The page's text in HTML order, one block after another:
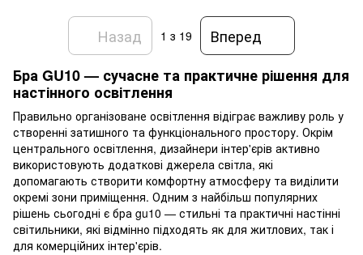
Назад 1 з 19
Вперед
Бра GU10 — сучасне та практичне рішення для
настінного освітлення
Правильно організоване освітлення відіграє важливу роль у
створенні затишного та функціонального простору. Окрім
центрального освітлення, дизайнери інтер'єрів активно
використовують додаткові джерела світла, які
допомагають створити комфортну атмосферу та виділити
окремі зони приміщення. Одним з найбільш популярних
рішень сьогодні є бра gu10 — стильні та практичні настінні
світильники, які відмінно підходять як для житлових, так і
для комерційних інтер'єрів.